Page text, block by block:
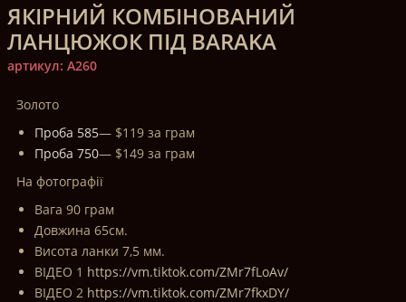
ЯКІРНИЙ КОМБІНОВАНИЙ
ЛАНЦЮЖОК ПІД BARAKA
артикул: A260
Золото
Проба 585— $119 за грам
Проба 750— $149 за грам
На фотографії
Вага 90 грам
Довжина 65см.
Висота ланки 7,5 мм.
ВІДЕО 1 https://vm.tiktok.com/ZMr7fLoAv/
ВІДЕО 2 https://vm.tiktok.com/ZMr7fkxDY/